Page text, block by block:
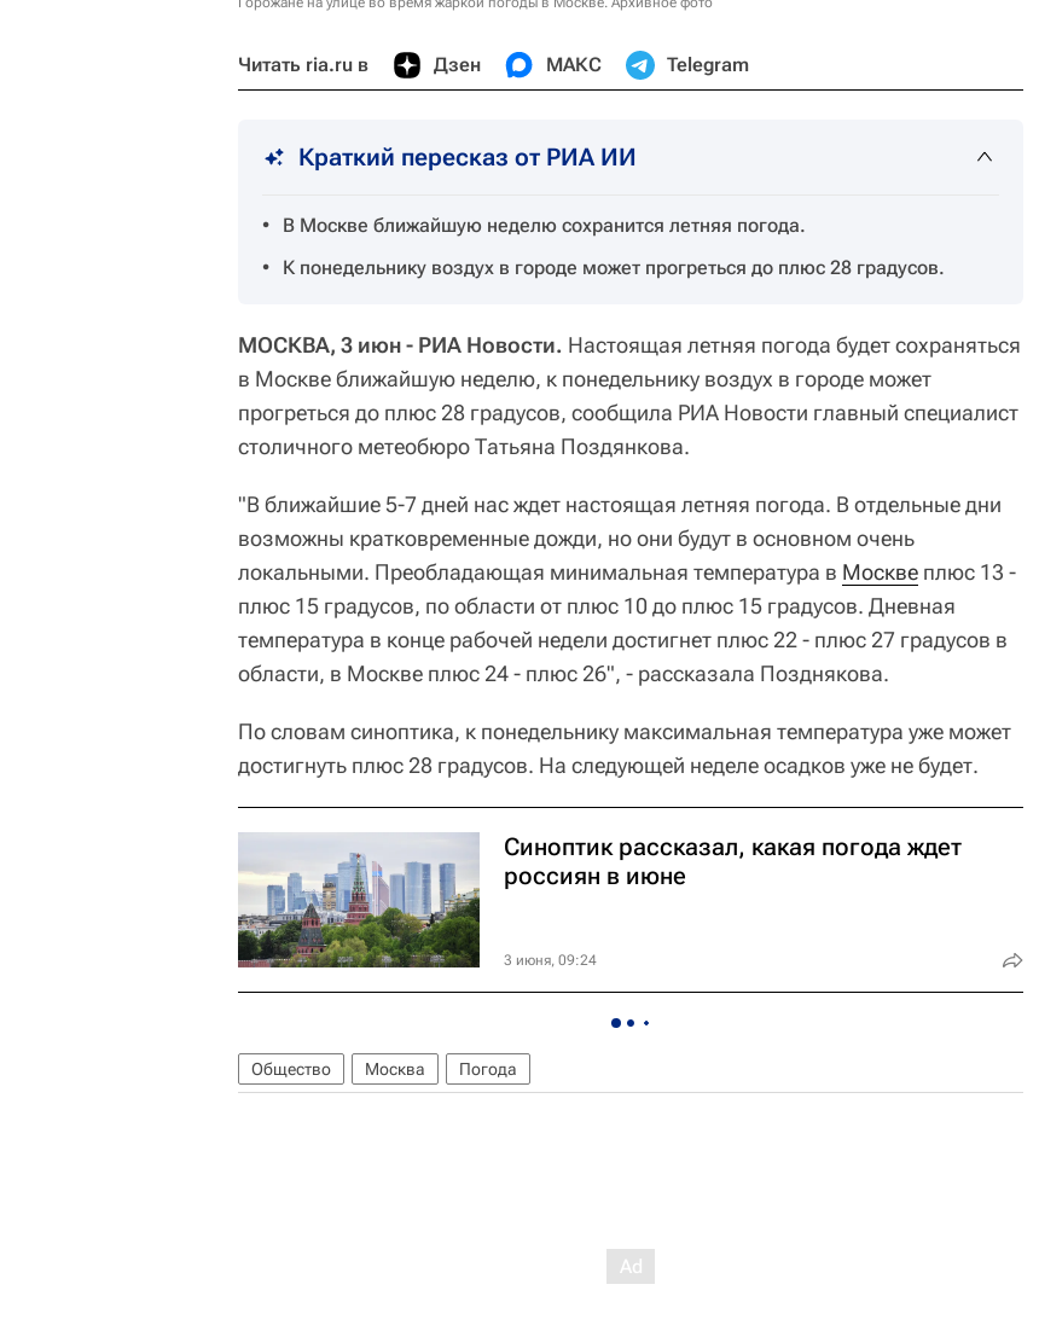
Читать ria.ru в Дзен МАКС Telegram
Краткий пересказ от РИА ИИ
В Москве ближайшую неделю сохранится летняя погода.
К понедельнику воздух в городе может прогреться до плюс 28 градусов.
МОСКВА, 3 июн - РИА Новости. Настоящая летняя погода будет сохраняться
в Москве ближайшую неделю, к понедельнику воздух в городе может
прогреться до плюс 28 градусов, сообщила РИА Новости главный специалист
столичного метеобюро Татьяна Поздянкова.
"В ближайшие 5-7 дней нас ждет настоящая летняя погода. В отдельные дни
возможны кратковременные дожди, но они будут в основном очень
локальными. Преобладающая минимальная температура в Москве плюс 13 -
плюс 15 градусов, по области от плюс 10 до плюс 15 градусов. Дневная
температура в конце рабочей недели достигнет плюс 22 - плюс 27 градусов в
области, в Москве плюс 24 - плюс 26", - рассказала Позднякова.
По словам синоптика, к понедельнику максимальная температура уже может
достигнуть плюс 28 градусов. На следующей неделе осадков уже не будет.
Синоптик рассказал, какая погода ждет
россиян в июне
3 июня, 09:24
Общество Москва Погода